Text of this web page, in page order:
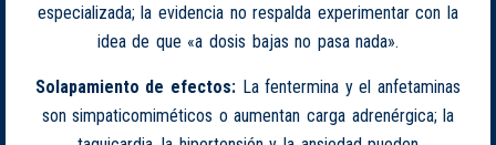
especializada; la evidencia no respalda experimentar con la
idea de que «a dosis bajas no pasa nada».
Solapamiento de efectos: La fentermina y el anfetaminas
son simpaticomiméticos o aumentan carga adrenérgica; la